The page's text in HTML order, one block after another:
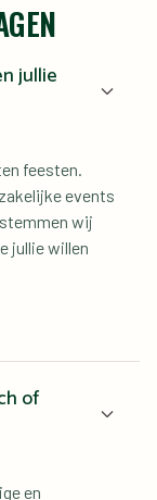
jullie
feesten.
events
wij
jullie willen
of
en